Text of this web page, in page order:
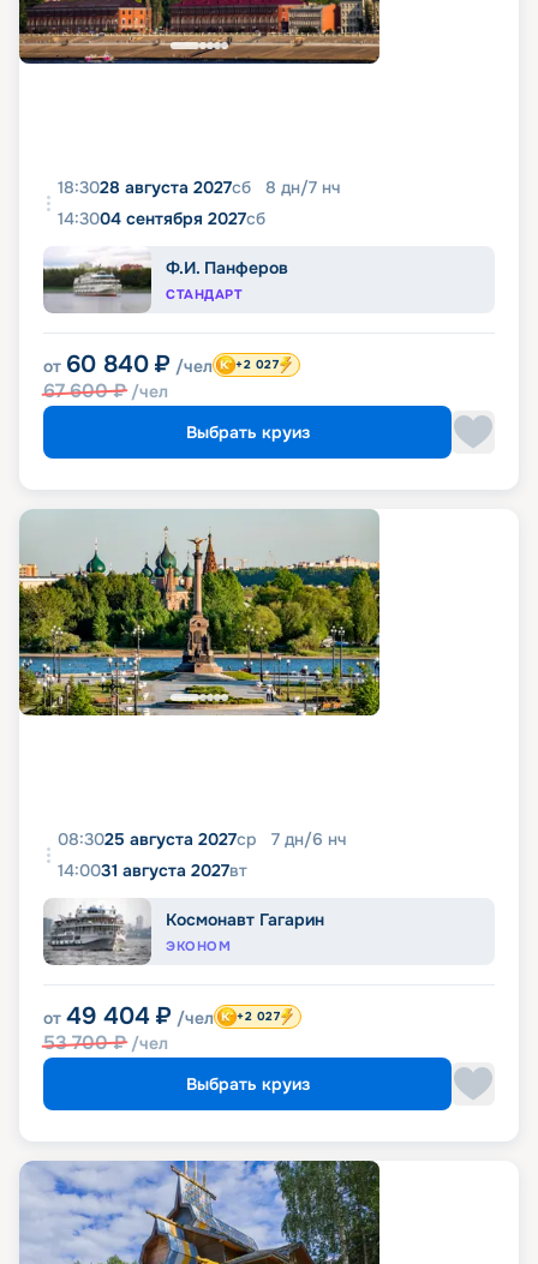
18:3028 августа 2027сб 8 дн/7 нч
14:3004 сентября 2027сб
Ф.И. Панферов
СТАНДАРТ
от 60 840 ₽ /чел
67 600₽ /чел
+2 027
Выбрать круиз
08:3025 августа 2027ср 7 дн/6 нч
14:0031 августа 2027вт
Космонавт Гагарин
ЭКОНОМ
от 49 404 ₽ /чел
53 700₽ /чел
+2 027
Выбрать круиз